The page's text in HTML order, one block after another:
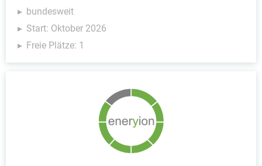
bundesweit
Start: Oktober 2026
Freie Plätze: 1